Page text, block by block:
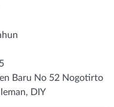
Baru No 52 Nogotirto
DIY